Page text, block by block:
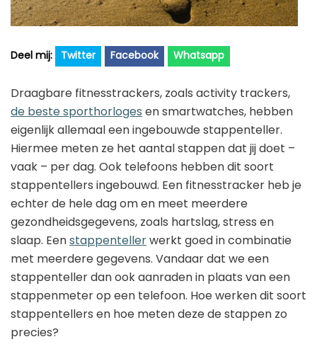
Twitter Facebook Whatsapp
Draagbare fitnesstrackers, zoals activity trackers,
de beste sporthorloges en smartwatches, hebben
eigenlijk allemaal een ingebouwde stappenteller.
Hiermee meten ze het aantal stappen dat jij doet –
vaak – per dag. Ook telefoons hebben dit soort
stappentellers ingebouwd. Een fitnesstracker heb je
echter de hele dag om en meet meerdere
gezondheidsgegevens, zoals hartslag, stress en
slaap. Eenstappentellerwerkt goed in combinatie
met meerdere gegevens. Vandaar dat we een
stappenteller dan ook aanraden in plaats van een
stappenmeter op een telefoon. Hoe werken dit soort
stappentellers en hoe meten deze de stappen zo
precies?